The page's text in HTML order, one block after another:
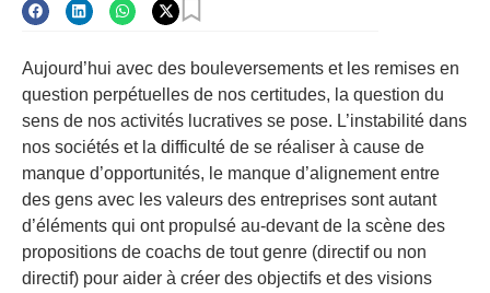
Aujourd’hui avec des bouleversements et les remises en
question perpétuelles de nos certitudes, la question du
sens de nos activités lucratives se pose. L’instabilité dans
nos sociétés et la difficulté de se réaliser à cause de
manque d’opportunités, le manque d’alignement entre
des gens avec les valeurs des entreprises sont autant
d’éléments qui ont propulsé au-devant de la scène des
propositions de coachs de tout genre (directif ou non
directif) pour aider à créer des objectifs et des visions